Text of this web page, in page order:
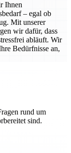
Ihnen
– egal ob
Mit unserer
wir dafür, dass
abläuft. Wir
Bedürfnisse an,
rund um
sind.